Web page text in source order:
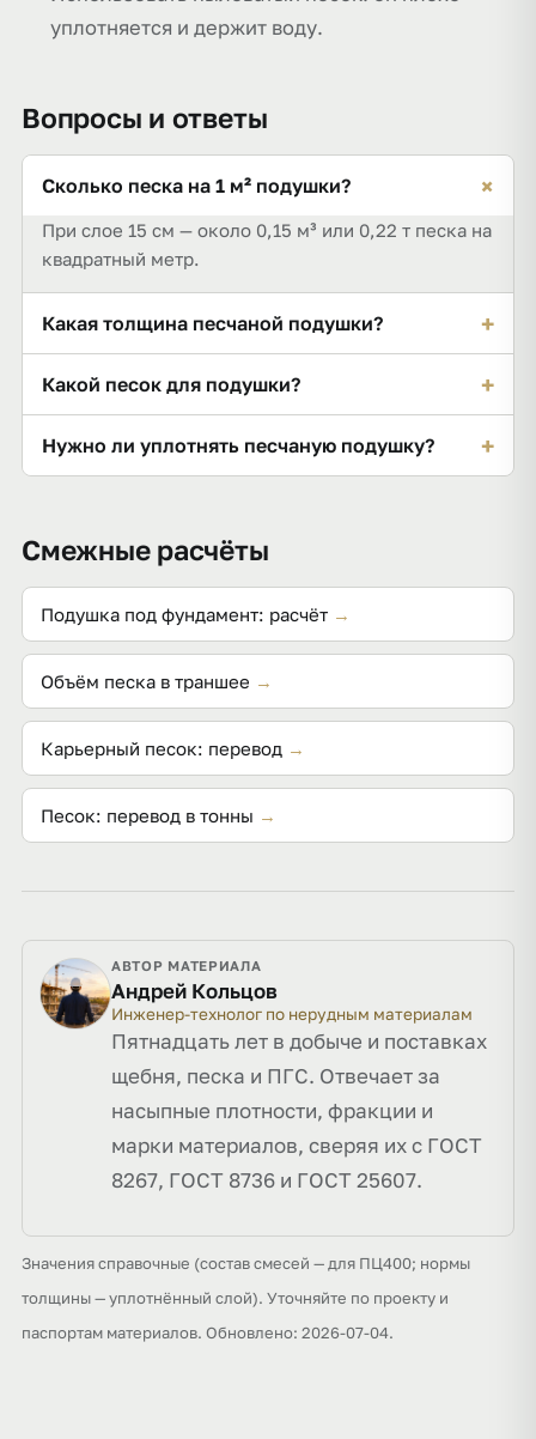
уплотняется и держит воду.
Вопросы и ответы
Сколько песка на 1 м² подушки? +
При слое 15 см — около 0,15 м³ или 0,22 т песка на
квадратный метр.
Какая толщина песчаной подушки? +
меньше, под фундамент по проекту.
Какой песок для подушки? +
пылеватый и глинистый не подходят.
Нужно ли уплотнять песчаную подушку? +
Смежные расчёты
Подушка под фундамент: расчёт →
Объём песка в траншее →
Карьерный песок: перевод →
Песок: перевод в тонны →
АВТОР МАТЕРИАЛА
Андрей Кольцов
Инженер-технолог по нерудным материалам
Пятнадцать лет в добыче и поставках
щебня, песка и ПГС. Отвечает за
насыпные плотности, фракции и
марки материалов, сверяя их с ГОСТ
8267, ГОСТ 8736 и ГОСТ 25607.
Значения справочные (состав смесей — для ПЦ400; нормы
толщины — уплотнённый слой). Уточняйте по проекту и
паспортам материалов. Обновлено: 2026-07-04.